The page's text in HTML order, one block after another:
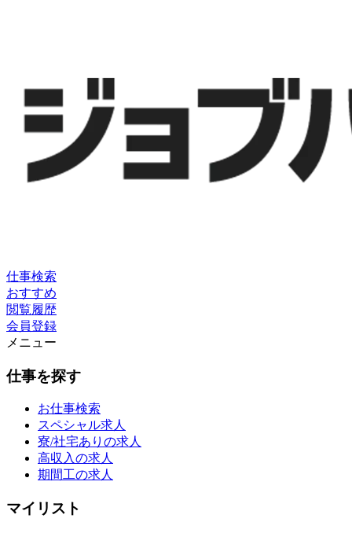
仕事検索
おすすめ
閲覧履歴
会員登録
メニュー
仕事を探す
お仕事検索
スペシャル求人
寮/社宅ありの求人
高収入の求人
期間工の求人
マイリスト